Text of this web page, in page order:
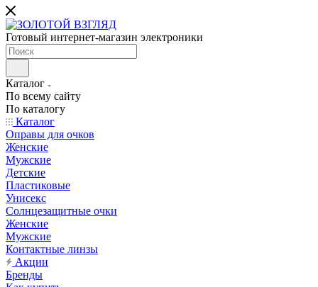
Готовый интернет-магазин электроники
Каталог
По всему сайту
По каталогу
Каталог
Оправы для очков
Женские
Мужские
Детские
Пластиковые
Унисекс
Солнцезащитные очки
Женские
Мужские
Контактные линзы
Акции
Бренды